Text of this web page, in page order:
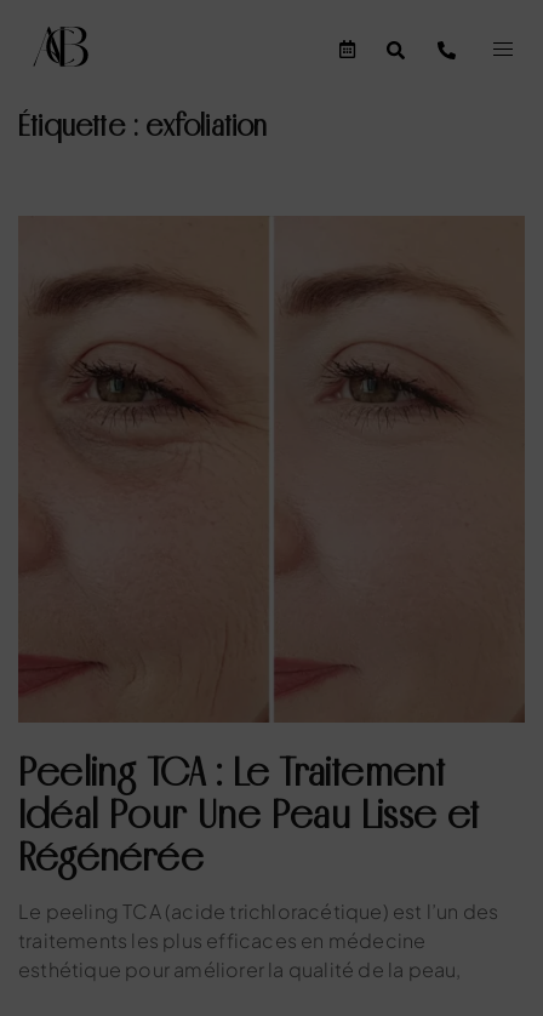
Étiquette : exfoliation
Peeling TCA : Le Traitement
Idéal Pour Une Peau Lisse et
Régénérée
Le peeling TCA (acide trichloracétique) est l’un des
traitements les plus efficaces en médecine
esthétique pour améliorer la qualité de la peau,